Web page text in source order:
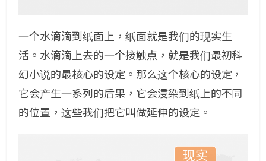
一个水滴滴到纸面上，纸面就是我们的现实生
活。水滴滴上去的一个接触点，就是我们最初科
幻小说的最核心的设定。那么这个核心的设定，
它会产生一系列的后果，它会浸染到纸上的不同
的位置，这些我们把它叫做延伸的设定。